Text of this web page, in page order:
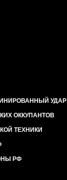
УДАР
ОККУПАНТОВ
ТЕХНИКИ
РФ